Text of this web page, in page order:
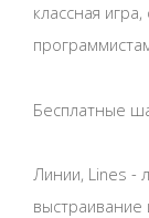
классная
Бесплатные
Линии, Lines -